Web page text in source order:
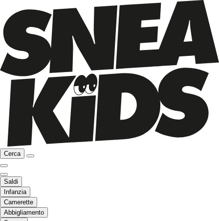
Cerca
Saldi
Infanzia
Camerette
Abbigliamento